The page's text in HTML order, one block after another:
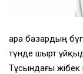
Қара базардың
түнде шырт
Тұсындағы